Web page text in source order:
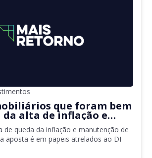
que foram bem
da alta de inflação e
revisam as carteiras
de queda da inflação e manutenção de
aposta é em papeis atrelados ao DI